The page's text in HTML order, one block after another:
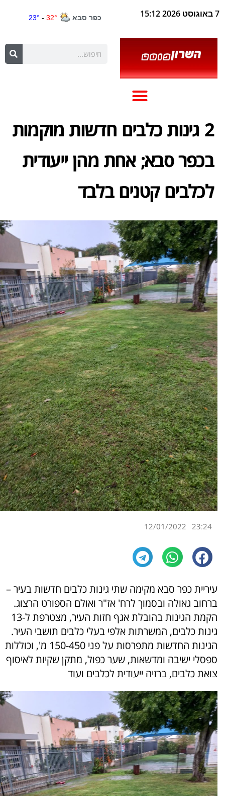
7 באוגוסט 2026 15:12
2 גינות כלבים חדשות מוקמות
בכפר סבא; אחת מהן ייעודית
לכלבים קטנים בלבד
23:24
12/01/2022
עיריית כפר סבא מקימה שתי גינות כלבים חדשות בעיר –
ברחוב גאולה ובסמוך לרח' אז"ר ואולם הספורט הרצוג.
הקמת הגינות בהובלת אגף חזות העיר, מצטרפת ל-13
גינות כלבים, המשרתות אלפי בעלי כלבים תושבי העיר.
הגינות החדשות מתפרסות על פני 150-450 מ', וכוללות
ספסלי ישיבה ומדשאות, שער כפול, מתקן שקיות לאיסוף
צואת כלבים, ברזיה ייעודית לכלבים ועוד